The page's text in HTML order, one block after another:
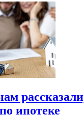
ипотеке